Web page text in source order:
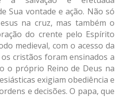
Sua vontade e ação. Não só
na cruz, mas também o
do crente pelo Espírito
medieval, com o acesso da
cristãos foram ensinados a
o próprio Reino de Deus na
exigiam obediência e
e decisões. O papa, que